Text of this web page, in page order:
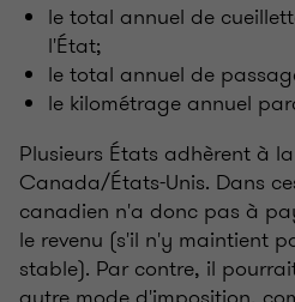
le total annuel de
l'État;
le total annuel de
le kilométrage annuel
Plusieurs États adhèrent à
Canada/États-Unis. Dans
canadien n'a donc pas à
le revenu (s'il n'y maintient
stable). Par contre, il